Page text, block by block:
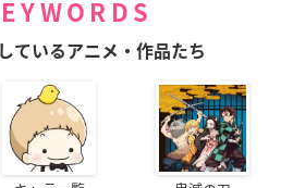
ているアニメ・作品たち